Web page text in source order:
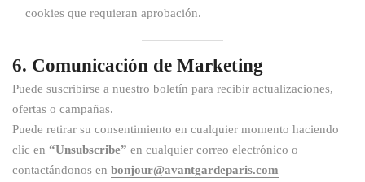
cookies que requieran aprobación.
6. Comunicación de Marketing
Puede suscribirse a nuestro boletín para recibir actualizaciones,
ofertas o campañas.
Puede retirar su consentimiento en cualquier momento haciendo
clic en “Unsubscribe” en cualquier correo electrónico o
contactándonos en bonjour@avantgardeparis.com